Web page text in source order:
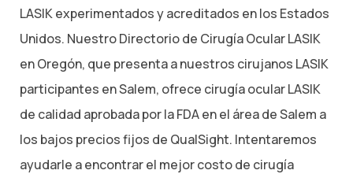
LASIK experimentados y acreditados en los Estados
Unidos. Nuestro Directorio de Cirugía Ocular LASIK
en Oregón, que presenta a nuestros cirujanos LASIK
participantes en Salem, ofrece cirugía ocular LASIK
de calidad aprobada por la FDA en el área de Salem a
los bajos precios fijos de QualSight. Intentaremos
ayudarle a encontrar el mejor costo de cirugía